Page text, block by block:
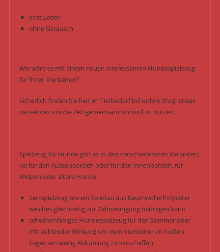
echt Leder
ohne Geräusch
Wie wäre es mit einem neuen interessanten Hundespielzeug
für Ihren Vierbeiner?
Sicherlich finden Sie hier im Tierbedarf bvl online Shop etwas
passendes um die Zeit gemeinsam sinnvoll zu nutzen.
Spielzeug für Hunde gibt es in den verschiedensten Varianten,
ob für den Aussenbereich oder für den Innenbereich, für
Welpen oder ältere Hunde.
Zerrspielzeug wie ein Spieltau aus Baumwolle/Polyester
welches gleichzeitig zur Zahnreinigung beitragen kann
schwimmfähiges Hundespielzeug für den Sommer oder
mit kühlender Wirkung um dem Vierbeiner an heißen
Tagen ein wenig Abkühlung zu verschaffen